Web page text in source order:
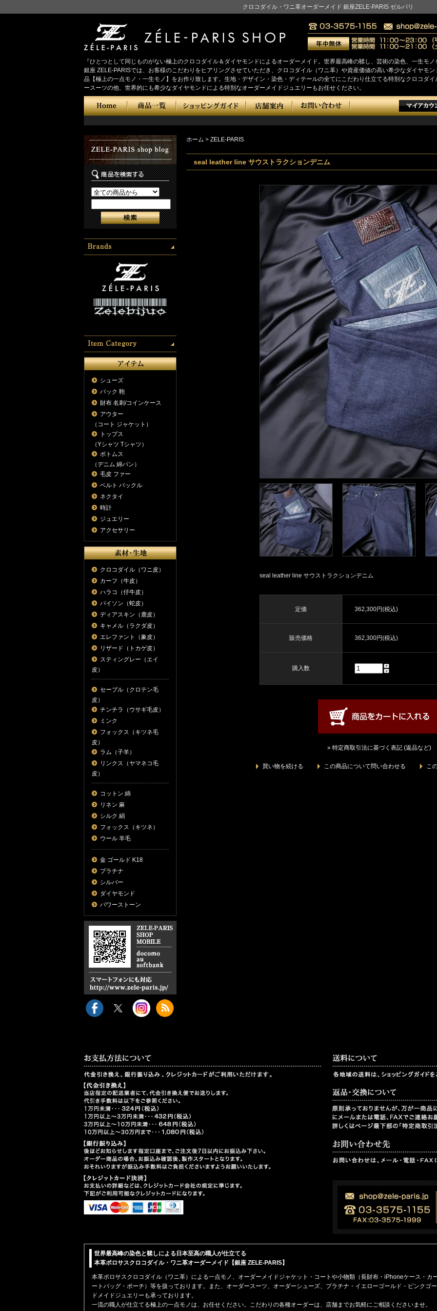
クロコダイル・ワニ革オーダーメイド 銀座ZELE-PARIS ゼルパリ
『ひとつとして同じものがない極上のクロコダイル＆ダイヤモンドによるオーダーメイド。世界最高峰の鞣し、芸術の染色、一生モノ
銀座 ZELE-PARISでは、お客様のこだわりをヒアリングさせていただき、クロコダイル（ワニ革）や資産価値の高い希少なダイヤモ
品【極上の一点モノ・一生モノ】をお作り致します。生地・デザイン・染色・ディテールの全てにこだわり仕立てる特別なクロコダ
ースーツの他、世界的にも希少なダイヤモンドによる特別なオーダーメイドジュエリーもお任せください。
ホーム > ZELE-PARIS
seal leather line サウストラクションデニム
seal leather line サウストラクションデニム
定価 362,300円(税込)
販売価格 362,300円(税込)
購入数
» 特定商取引法に基づく表記 (返品など)
買い物を続ける この商品について問い合わせる こ
シューズ
バック 鞄
財布 名刺/コインケース
アウター
（コート ジャケット）
トップス
（Yシャツ Tシャツ）
ボトムス
（デニム 綿パン）
毛皮 ファー
ベルト バックル
ネクタイ
時計
ジュエリー
アクセサリー
クロコダイル（ワニ皮）
カーフ（牛皮）
ハラコ（仔牛皮）
パイソン（蛇皮）
ディアスキン（鹿皮）
キャメル（ラクダ皮）
エレファント（象皮）
リザード（トカゲ皮）
スティングレー（エイ
皮）
セーブル（クロテン毛
皮）
チンチラ（ウサギ毛皮）
ミンク
フォックス（キツネ毛
皮）
ラム（子羊）
リンクス（ヤマネコ毛
皮）
コットン 綿
リネン 麻
シルク 絹
フォックス（キツネ）
ウール 羊毛
金 ゴールド K18
プラチナ
シルバー
ダイヤモンド
パワーストーン
世界最高峰の染色と鞣しによる日本至高の職人が仕立てる
本革ポロサスクロコダイル・ワニ革オーダーメイド【銀座 ZELE-PARIS】
本革ポロサスクロコダイル（ワニ革） による一点モノ、 オーダーメイドジャケット・コート や小物類（長財布・iPhoneケース・カ
ートバッグ・ポーチ） 等を扱っております。また、オーダースーツ、オーダーシューズ、プラチナ・イエローゴールド・ピンクゴ
ドメイドジュエリーも承っております。
一流の職人が仕立てる極上の一点モノは、お任せください。こだわりの各種オーダーは、店舗までお気軽にご相談くださいませ。